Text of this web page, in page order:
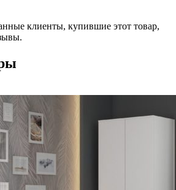
клиенты, купившие этот товар,